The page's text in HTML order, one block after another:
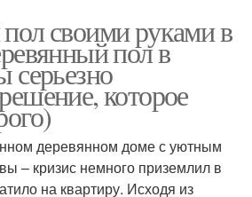
своими руками в
пол в
серьезно
которое
деревянном доме с уютным
– кризис немного приземлил в
на квартиру. Исходя из